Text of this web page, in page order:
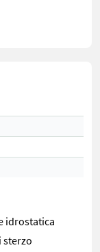
idrostatica
sterzo